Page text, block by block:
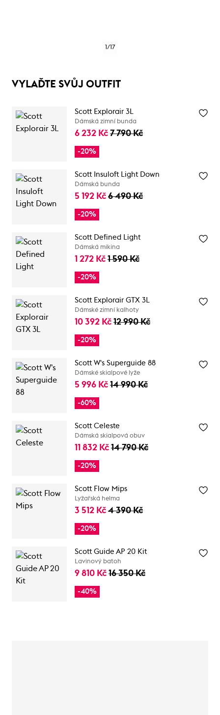
1 /17
VYLAĎTE SVŮJ OUTFIT
Scott Explorair 3L
Dámská zimní bunda
6 232 Kč 7 790 Kč
-20%
Scott Insuloft Light Down
Dámská bunda
5 192 Kč 6 490 Kč
-20%
Scott Defined Light
Dámská mikina
1 272 Kč 1 590 Kč
-20%
Scott Explorair GTX 3L
Dámské zimní kalhoty
10 392 Kč 12 990 Kč
-20%
Scott W's Superguide 88
Dámské skialpové lyže
5 996 Kč 14 990 Kč
-60%
Scott Celeste
Dámská skialpová obuv
11 832 Kč 14 790 Kč
-20%
Scott Flow Mips
Lyžařská helma
3 512 Kč 4 390 Kč
-20%
Scott Guide AP 20 Kit
Lavinový batoh
9 810 Kč 16 350 Kč
-40%